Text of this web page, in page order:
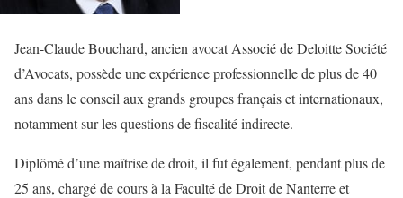
Jean-Claude Bouchard, ancien avocat Associé de Deloitte Société
d’Avocats, possède une expérience professionnelle de plus de 40
ans dans le conseil aux grands groupes français et internationaux,
notamment sur les questions de fiscalité indirecte.
Diplômé d’une maîtrise de droit, il fut également, pendant plus de
25 ans, chargé de cours à la Faculté de Droit de Nanterre et